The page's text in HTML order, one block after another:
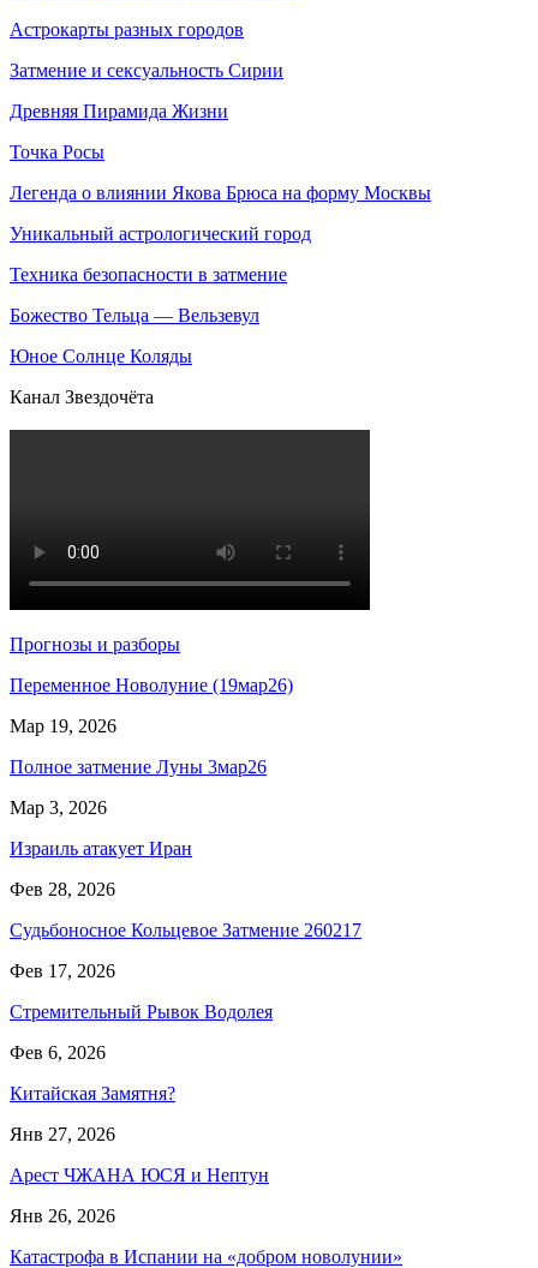
Астрокарты разных городов
Затмение и сексуальность Сирии
Древняя Пирамида Жизни
Точка Росы
Легенда о влиянии Якова Брюса на форму Москвы
Уникальный астрологический город
Техника безопасности в затмение
Божество Тельца — Вельзевул
Юное Солнце Коляды
Канал Звездочёта
Прогнозы и разборы
Переменное Новолуние (19мар26)
Мар 19, 2026
Полное затмение Луны 3мар26
Мар 3, 2026
Израиль атакует Иран
Фев 28, 2026
Судьбоносное Кольцевое Затмение 260217
Фев 17, 2026
Стремительный Рывок Водолея
Фев 6, 2026
Китайская Замятня?
Янв 27, 2026
Арест ЧЖАНА ЮСЯ и Нептун
Янв 26, 2026
Катастрофа в Испании на «добром новолунии»